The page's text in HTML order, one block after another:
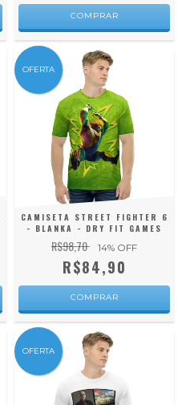
COMPRAR
OFERTA
CAMISETA STREET FIGHTER 6
- BLANKA - DRY FIT GAMES
R$98,70 14% OFF
R$84,90
COMPRAR
OFERTA